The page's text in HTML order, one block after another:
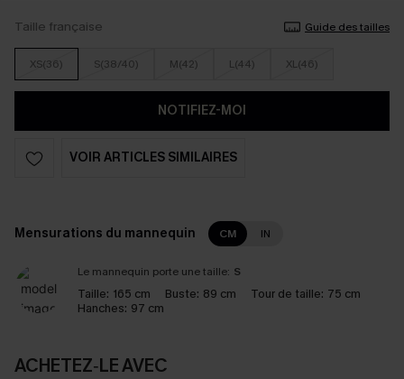
Taille française Guide des tailles
XS(36) S(38/40) M(42) L(44) XL(46)
NOTIFIEZ-MOI
VOIR ARTICLES SIMILAIRES
Mensurations du mannequin CM IN
Le mannequin porte une taille: S
Taille: 165 cm Buste: 89 cm Tour de taille: 75 cm
Hanches: 97 cm
ACHETEZ‑LE AVEC